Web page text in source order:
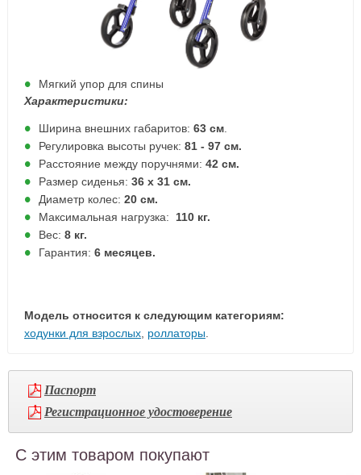
Мягкий упор для спины
Характеристики:
Ширина внешних габаритов: 63 см.
Регулировка высоты ручек: 81 - 97 см.
Расстояние между поручнями: 42 см.
Размер сиденья: 36 х 31 см.
Диаметр колес: 20 см.
Максимальная нагрузка: 110 кг.
Вес: 8 кг.
Гарантия: 6 месяцев.
Модель относится к следующим категориям:
ходунки для взрослых, роллаторы.
Паспорт
Регистрационное удостоверение
С этим товаром покупают